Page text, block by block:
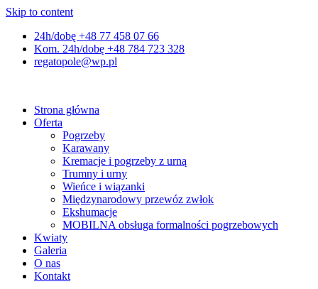
Skip to content
24h/dobę +48 77 458 07 66
Kom. 24h/dobę +48 784 723 328
regatopole@wp.pl
Strona główna
Oferta
Pogrzeby
Karawany
Kremacje i pogrzeby z urną
Trumny i urny
Wieńce i wiązanki
Międzynarodowy przewóz zwłok
Ekshumacje
MOBILNA obsługa formalności pogrzebowych
Kwiaty
Galeria
O nas
Kontakt